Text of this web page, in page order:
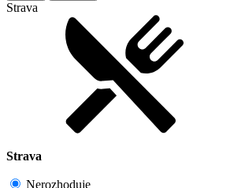
Strava
Strava
Nerozhoduje